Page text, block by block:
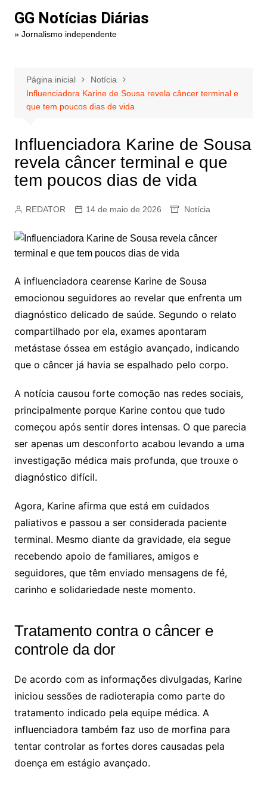
paraGG Notícias Diárias
» Jornalismo independente
Página inicial
Notícia
Influenciadora Karine de Sousa revela câncer terminal e
que tem poucos dias de vida
Influenciadora Karine de Sousa
revela câncer terminal e que
tem poucos dias de vida
REDATOR 14 de maio de 2026 Notícia
A influenciadora cearense Karine de Sousa
emocionou seguidores ao revelar que enfrenta um
diagnóstico delicado de saúde. Segundo o relato
compartilhado por ela, exames apontaram
metástase óssea em estágio avançado, indicando
que o câncer já havia se espalhado pelo corpo.
A notícia causou forte comoção nas redes sociais,
principalmente porque Karine contou que tudo
começou após sentir dores intensas. O que parecia
ser apenas um desconforto acabou levando a uma
investigação médica mais profunda, que trouxe o
diagnóstico difícil.
Agora, Karine afirma que está em cuidados
paliativos e passou a ser considerada paciente
terminal. Mesmo diante da gravidade, ela segue
recebendo apoio de familiares, amigos e
seguidores, que têm enviado mensagens de fé,
carinho e solidariedade neste momento.
Tratamento contra o câncer e
controle da dor
De acordo com as informações divulgadas, Karine
iniciou sessões de radioterapia como parte do
tratamento indicado pela equipe médica. A
influenciadora também faz uso de morfina para
tentar controlar as fortes dores causadas pela
doença em estágio avançado.